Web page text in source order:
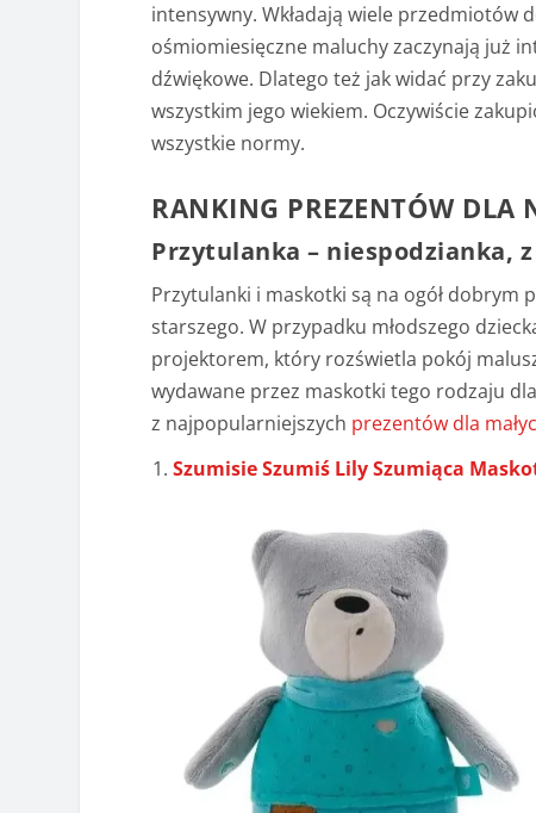
intensywny. Wkładają wiele przedmiotów
ośmiomiesięczne maluchy zaczynają już
dźwiękowe. Dlatego też jak widać przy
wszystkim jego wiekiem. Oczywiście
wszystkie normy.
RANKING PREZENTÓW DLA
Przytulanka – niespodzianka,
Przytulanki i maskotki są na ogół dobrym
starszego. W przypadku młodszego
projektorem, który rozświetla pokój
wydawane przez maskotki tego rodzaju
z najpopularniejszych prezentów dla
Szumisie Szumiś Lily Szumiąca